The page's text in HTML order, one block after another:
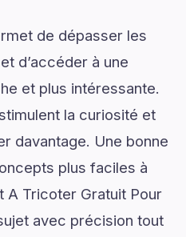
de dépasser les
d’accéder à une
et plus intéressante.
la curiosité et
davantage. Une bonne
plus faciles à
A Tricoter Gratuit Pour
avec précision tout